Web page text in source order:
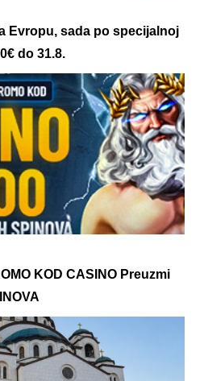
Evropu, sada po specijalnoj
do 31.8.
KOD CASINO Preuzmi